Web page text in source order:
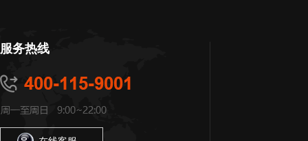
服务热线